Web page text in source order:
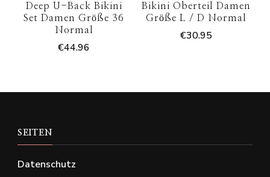
Deep U-Back Bikini
Set Damen Größe 36
Normal
€44.96
Bikini Oberteil Damen
Größe L / D Normal
€30.95
SEITEN
Datenschutz